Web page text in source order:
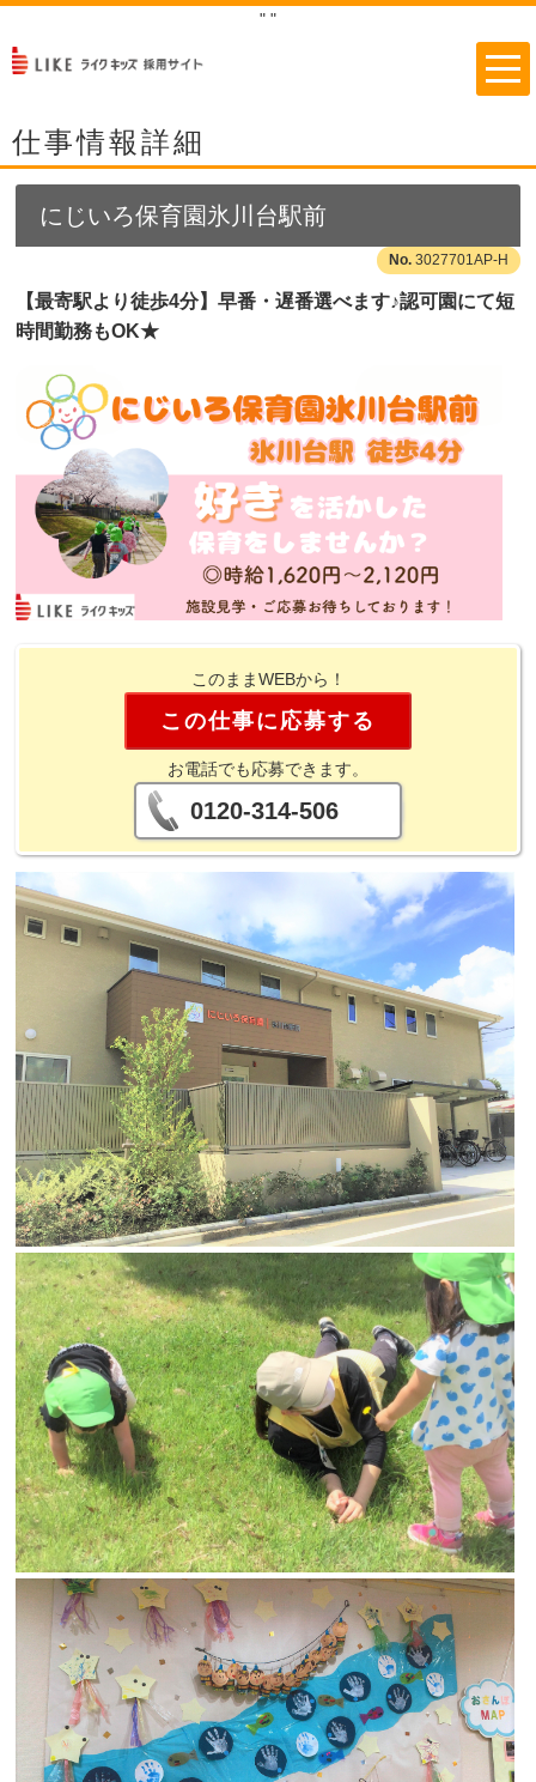
" "
仕事情報詳細
にじいろ保育園氷川台駅前
3027701AP-H
【最寄駅より徒歩4分】早番・遅番選べます♪認可園にて短
時間勤務もOK★
このままWEBから！
この仕事に応募する
お電話でも応募できます。
0120-314-506